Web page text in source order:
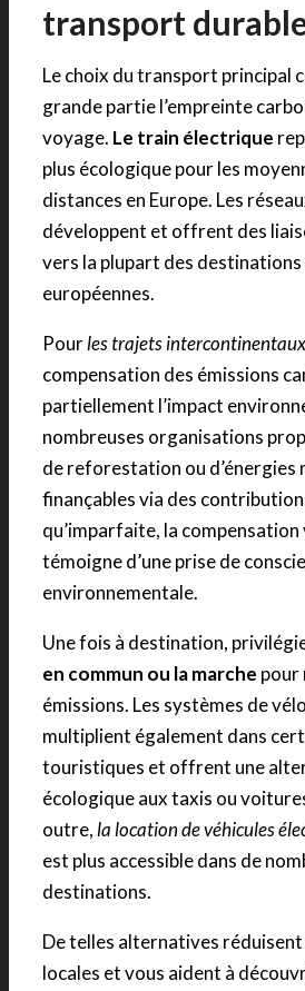
transport
Le choix du transport principal
grande partie l’empreinte
voyage. Le train électrique
plus écologique pour les
distances en Europe. Les
développent et offrent des
vers la plupart des
européennes.
Pourles trajets
compensation des émissions
partiellement l’impact
nombreuses organisations
de reforestation ou d’énergies
finançables via des
qu’imparfaite, la
témoigne d’une prise de
environnementale.
Une fois à destination,
en commun ou la marche pour
émissions. Les systèmes de
multiplient également dans
touristiques et offrent une
écologique aux taxis ou
outre, la location de véhicules
est plus accessible dans de
destinations.
De telles alternatives réduisent
locales et vous aident à